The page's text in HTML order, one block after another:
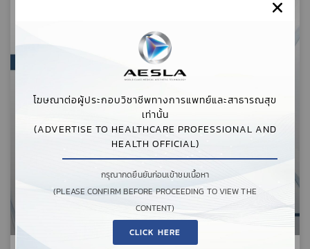
โฆษณาต่อผู้ประกอบวิชาชีพทางการแพทย์และสาธารณสุข
เท่านั้น
(ADVERTISE TO HEALTHCARE PROFESSIONAL AND
HEALTH OFFICIAL)
กรุณากดยืนยันก่อนเข้าชมเนื้อหา
(PLEASE CONFIRM BEFORE PROCEEDING TO VIEW THE
CONTENT)
CLICK HERE